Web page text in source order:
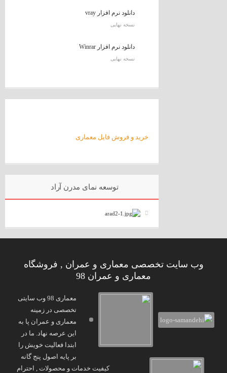
دانلود نرم افزار vray
نسخه نهایی
دانلود نرم افزار Winrar
نسخه نهایی
خرید و فروش فایل معماری
توسعه نمای مدرن آراد
وب سایت تخصصی معماری و عمران , فروشگاه
معماری و عمران 98
معماری 98 وب سایتی
تخصصی در زمینه
معماری و عمران پا به
این عرصه نهاد. ما در
ابتدا فعالیت خویش را
بر پایه اصول پنج گانه
کیفیت خدمات و محصولات , احترام